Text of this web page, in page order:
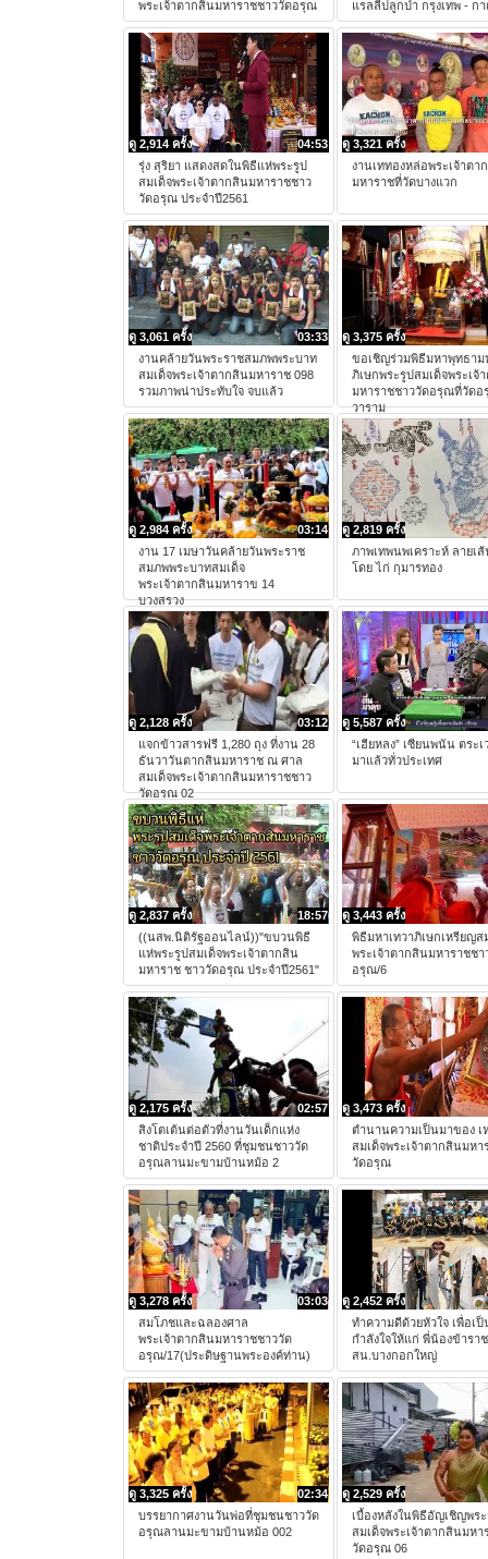
พระเจ้าตากสินมหาราชชาววัดอรุณ
แรลลี่ปลูกป่า กรุงเทพ - ก
04:53
ดู 2,914 ครั้ง
รุ่ง สุริยา แสดงสดในพิธีแห่พระรูป
สมเด็จพระเจ้าตากสินมหาราชชาว
วัดอรุณ ประจำปี2561
ดู 3,321 ครั้ง
งานเททองหล่อพระเจ้าตา
มหาราชที่วัดบางแวก
03:33
ดู 3,061 ครั้ง
งานคล้ายวันพระราชสมภพพระบาท
สมเด็จพระเจ้าตากสินมหาราช 098
รวมภาพน่าประทับใจ จบแล้ว
ดู 3,375 ครั้ง
ขอเชิญร่วมพิธีมหาพุทธาม
ภิเษกพระรูปสมเด็จพระเจ้
มหาราชชาววัดอรุณที่วัดอ
วาราม
03:14
ดู 2,984 ครั้ง
งาน 17 เมษาวันคล้ายวันพระราช
สมภพพระบาทสมเด็จ
พระเจ้าตากสินมหาราข 14
บวงสรวง
ดู 2,819 ครั้ง
ภาพเทพนพเคราะห์ ลายเ
โดย ไก่ กุมารทอง
03:12
ดู 2,128 ครั้ง
แจกข้าวสารฟรี 1,280 ถุง ที่งาน 28
ธันวาวันตากสินมหาราช ณ ศาล
สมเด็จพระเจ้าตากสินมหาราชชาว
วัดอรุณ 02
ดู 5,587 ครั้ง
“เฮียหลง” เซียนพนัน ตระ
มาแล้วทั่วประเทศ
18:57
ดู 2,837 ครั้ง
((นสพ.นิติรัฐออนไลน์))"ขบวนพิธี
แห่พระรูปสมเด็จพระเจ้าตากสิน
มหาราช ชาววัดอรุณ ประจำปี2561"
ดู 3,443 ครั้ง
พิธีมหาเทวาภิเษกเหรียญส
พระเจ้าตากสินมหาราชชา
อรุณ/6
02:57
ดู 2,175 ครั้ง
สิงโตเต้นต่อตัวที่งานวันเด็กแห่ง
ชาติประจำปี 2560 ที่ชุมชนชาววัด
อรุณลานมะขามบ้านหม้อ 2
ดู 3,473 ครั้ง
ตำนานความเป็นมาของ เ
สมเด็จพระเจ้าตากสินมหา
วัดอรุณ
03:03
ดู 3,278 ครั้ง
สมโภชและฉลองศาล
พระเจ้าตากสินมหาราชชาววัด
อรุณ/17(ประดิษฐานพระองค์ท่าน)
ดู 2,452 ครั้ง
ทำความดีด้วยหัวใจ เพื่อเ
กำลังใจให้แก่ พี่น้องข้ารา
สน.บางกอกใหญ่
02:34
ดู 3,325 ครั้ง
บรรยากาศงานวันพ่อที่ชุมชนชาววัด
อรุณลานมะขามบ้านหม้อ 002
ดู 2,529 ครั้ง
เบื้องหลังในพิธีอัญเชิญพร
สมเด็จพระเจ้าตากสินมหา
วัดอรุณ 06